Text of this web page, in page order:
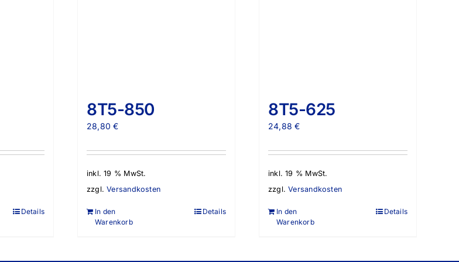
Details
8T5-850
28,80€
inkl. 19 % MwSt.
zzgl.Versandkosten
In den
Warenkorb
Details
8T5-625
24,88€
inkl. 19 % MwSt.
zzgl.Versandkosten
In den
Warenkorb
Details